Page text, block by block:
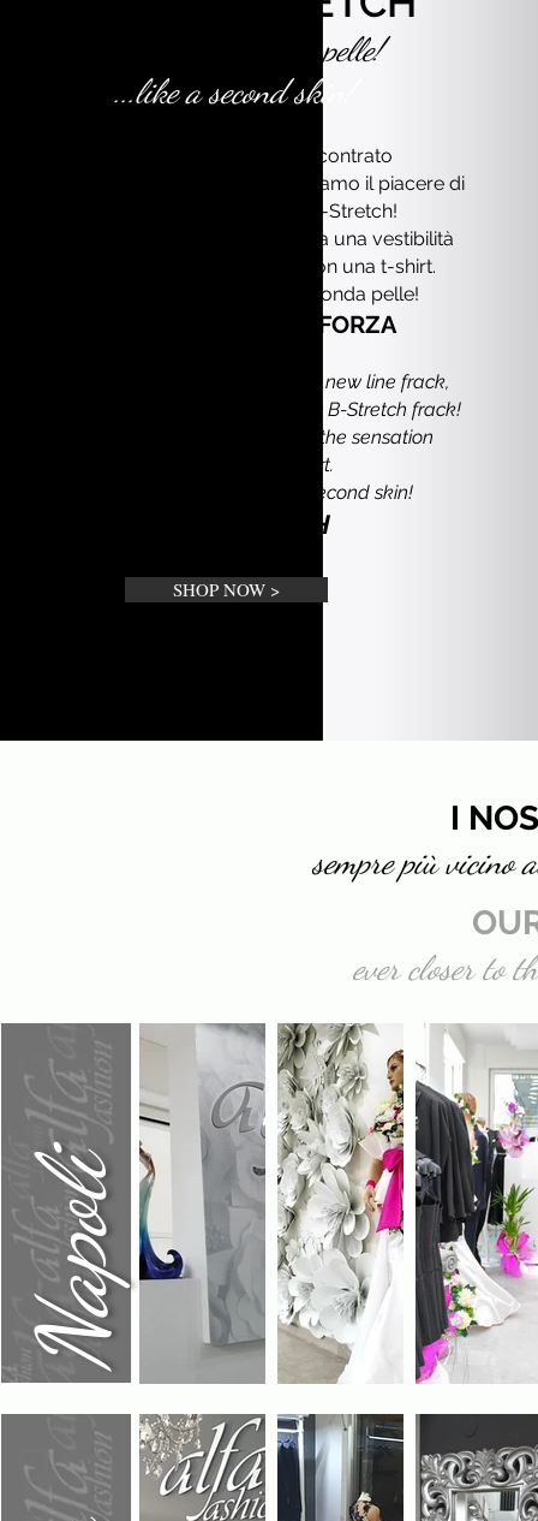
...come una seconda pelle!
...like a second skin!
Dopo il grande successo riscontrato
con la nostra nuova linea frack, abbiamo il piacere di
comunicarvi il nuovo frack B-Stretch!
Realizzato in materiale B-Stretch, ha una vestibilità
che da la sensazione di ballare con una t-shirt.
Il frack Alfa Fashion è la tua seconda pelle!
IL NOSTRO PUNTO DI FORZA
Following the great success with our new line frack,
we are pleased to announce the new B-Stretch frack!
Made of B-Stretch, a fit that gives the sensation
of dancing with a t-shirt.
The Alfa Fashion frack is your second skin!
OUR STRENGTH
SHOP NOW >
sempre più vicino
I
ever closer to
Napoli